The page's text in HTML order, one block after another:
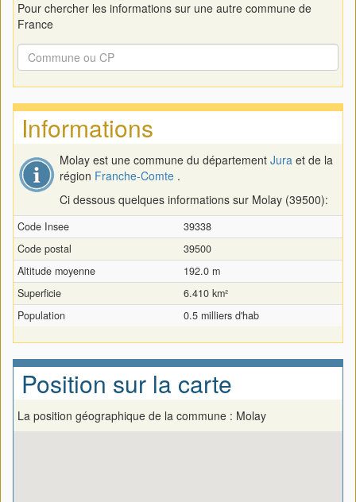
Pour chercher les informations sur une autre commune de
France
Informations
Molay est une commune du département Jura et de la
région Franche-Comte .
Ci dessous quelques informations sur Molay (39500):
Code Insee
39338
Code postal
39500
Altitude moyenne
192.0 m
Superficie
6.410 km²
Population
0.5 milliers d'hab
Position sur la carte
La position géographique de la commune : Molay